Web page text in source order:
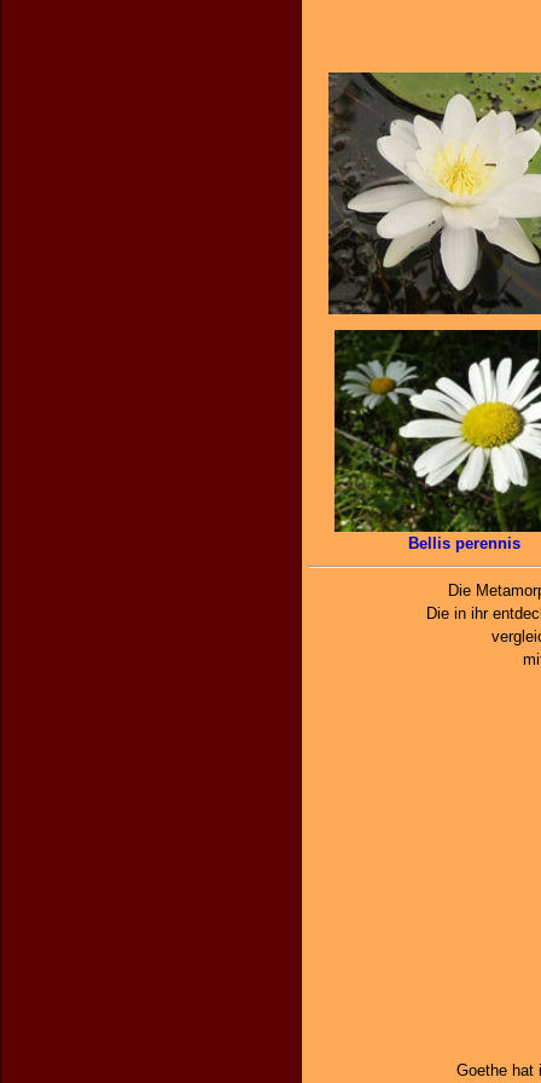
Bellis perennis
Die
Die in ihr
Goethe hat